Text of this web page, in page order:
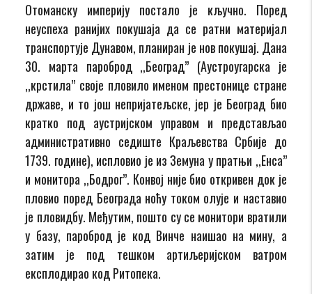
Отоманску империју постало је кључно. Поред
неуспеха ранијих покушаја да се ратни материјал
транспортује Дунавом, планиран је нов покушај. Дана
30. марта пароброд ,,Београд” (Аустроугарска је
,,крстила” своје пловило именом престонице стране
државе, и то још непријатељске, јер је Београд био
кратко под аустријском управом и представљао
административно седиште Краљевства Србије до
1739. године), испловио је из Земуна у пратњи ,,Енса”
и монитора ,,Бодрог”. Конвој није био откривен док је
пловио поред Београда ноћу током олује и наставио
је пловидбу. Међутим, пошто су се монитори вратили
у базу, пароброд је код Винче наишао на мину, а
затим је под тешком артиљеријском ватром
експлодирао код Ритопека.